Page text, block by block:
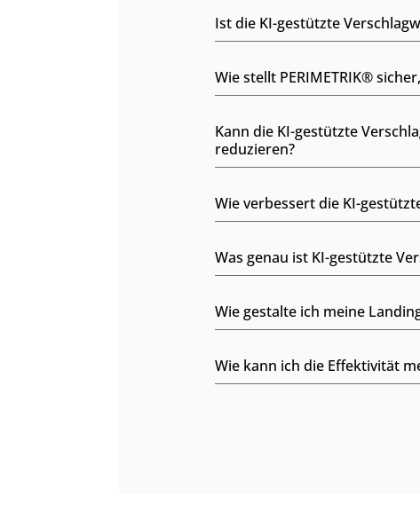
Ist die KI-gestützte
Wie stellt PERIMETRIK®
Kann die KI-gestützte
reduzieren?
Wie verbessert die KI-
Was genau ist KI-gestützte
Wie gestalte ich meine
Wie kann ich die Effektivität